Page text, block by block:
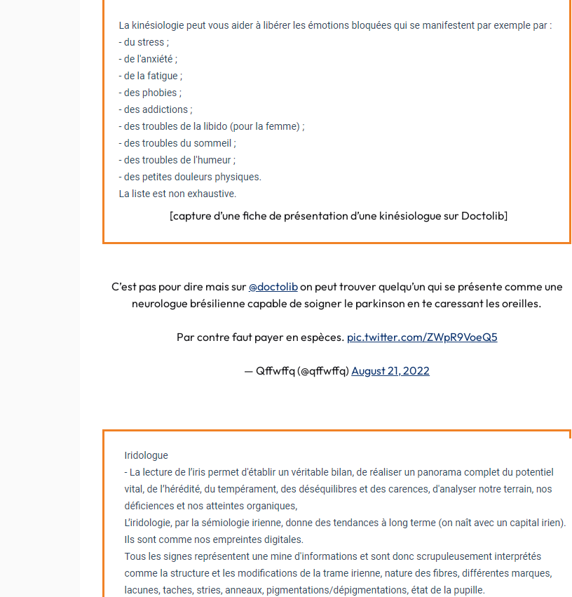
[capture d’une fiche de présentation d’une kinésiologue sur Doctolib]
C’est pas pour dire mais sur@doctolibon peut trouver quelqu’un qui se présente comme une
neurologue brésilienne capable de soigner le parkinson en te caressant les oreilles.
Par contre faut payer en espèces. pic.twitter.com/ZWpR9VoeQ5
— Qffwffq (@qffwffq)August 21, 2022